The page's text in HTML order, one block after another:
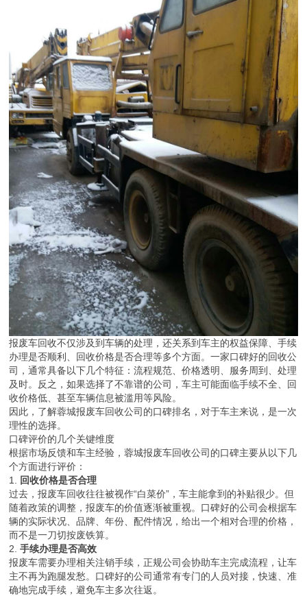
报废车回收不仅涉及到车辆的处理，还关系到车主的权益保障、手续
办理是否顺利、回收价格是否合理等多个方面。一家口碑好的回收公
司，通常具备以下几个特征：流程规范、价格透明、服务周到、处理
及时。反之，如果选择了不靠谱的公司，车主可能面临手续不全、回
收价格低、甚至车辆信息被滥用等风险。
因此，了解蓉城报废车回收公司的口碑排名，对于车主来说，是一次
理性的选择。
口碑评价的几个关键维度
根据市场反馈和车主经验，蓉城报废车回收公司的口碑主要从以下几
个方面进行评价：
1.
回收价格是否合理
过去，报废车回收往往被视作“白菜价”，车主能拿到的补贴很少。但
随着政策的调整，报废车的价值逐渐被重视。口碑好的公司会根据车
辆的实际状况、品牌、年份、配件情况，给出一个相对合理的价格，
而不是一刀切按废铁算。
2.手续办理是否高效
报废车需要办理相关注销手续，正规公司会协助车主完成流程，让车
主不再为跑腿发愁。口碑好的公司通常有专门的人员对接，快速、准
确地完成手续，避免车主多次往返。